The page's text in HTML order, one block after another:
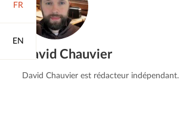
FR
EN
David Chauvier
David Chauvier est rédacteur indépendant.